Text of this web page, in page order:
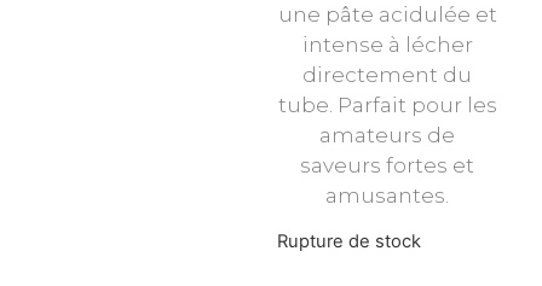
une pâte acidulée et
intense à lécher
directement du
tube. Parfait pour les
amateurs de
saveurs fortes et
amusantes.
Rupture de stock